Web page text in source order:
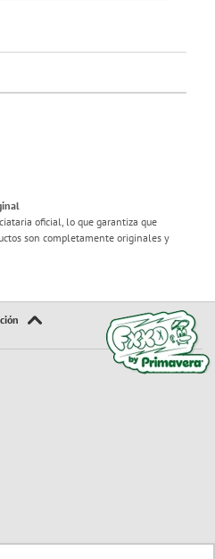
oficial, lo que garantiza que
son completamente originales y